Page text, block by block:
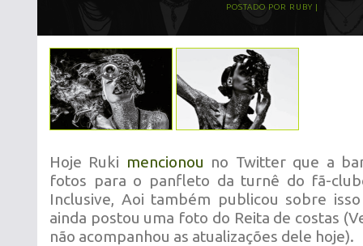
POSTADO POR RUBY
Hoje Ruki mencionou no Twitter que a
fotos para o panfleto da turnê do fã-
Inclusive, Aoi também publicou sobre
ainda postou uma foto do Reita de costas
não acompanhou as atualizações dele hoje).